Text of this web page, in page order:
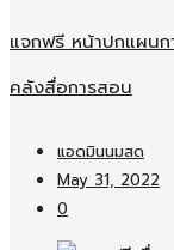
แจกฟรี หน้าปกแผน
คลังสื่อการสอน
แอดมินนมสด
May 31, 2022
0